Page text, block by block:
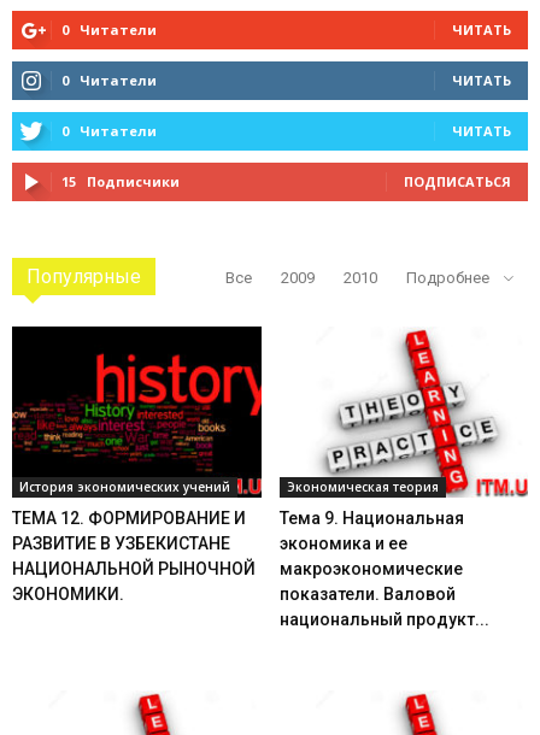
0 Читатели ЧИТАТЬ
0 Читатели ЧИТАТЬ
0 Читатели ЧИТАТЬ
15 Подписчики ПОДПИСАТЬСЯ
Популярные Все 2009 2010 Подробнее
История экономических учений
ТЕМА 12. ФОРМИРОВАНИЕ И
РАЗВИТИЕ В УЗБЕКИСТАНЕ
НАЦИОНАЛЬНОЙ РЫНОЧНОЙ
ЭКОНОМИКИ.
Экономическая теория
Тема 9. Национальная
экономика и ее
макроэкономические
показатели. Валовой
национальный продукт...